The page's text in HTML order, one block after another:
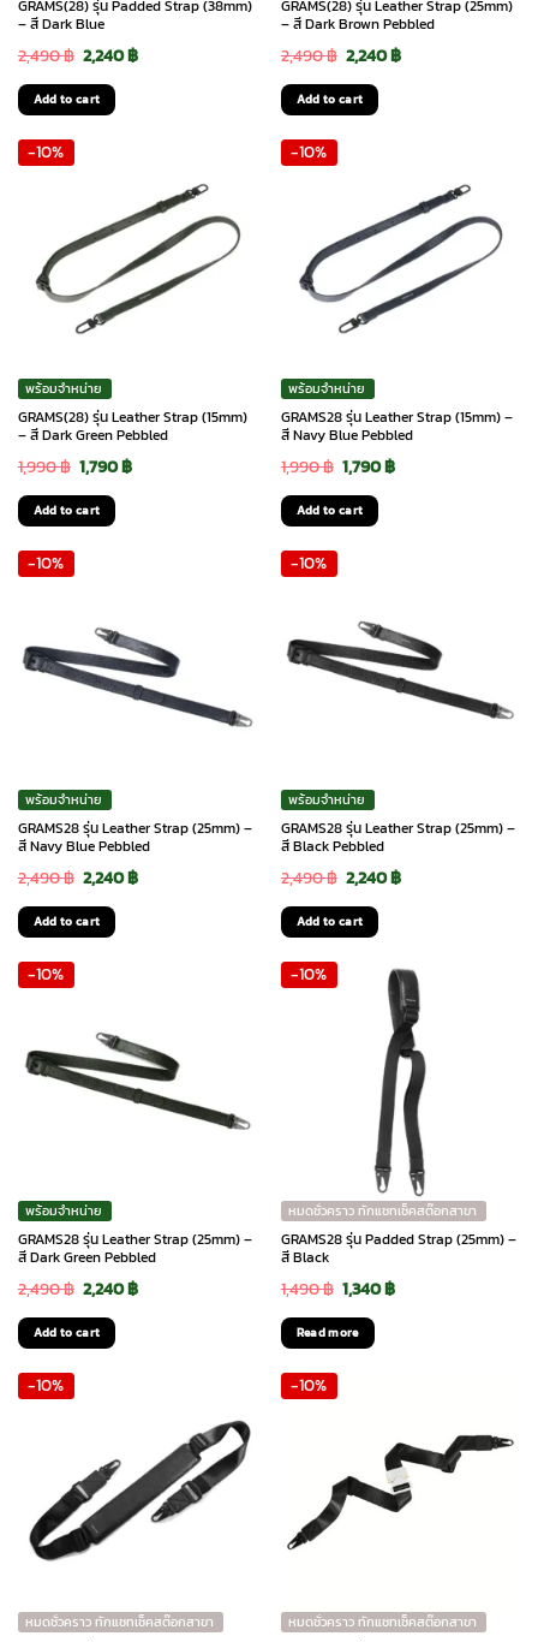
GRAMS(28) รุ่น Padded Strap (38mm)
– สี Dark Blue
2,490฿ Original
price
was:
2,240฿Current
Add to cart
GRAMS(28) รุ่น Leather Strap (25mm)
– สี Dark Brown Pebbled
2,490฿ Original
price
was:
2,240฿Current
Add to cart
-10%
พร้อมจำหน่าย
GRAMS(28) รุ่น Leather Strap (15mm)
– สี Dark Green Pebbled
1,990฿ Original
price
was:
1,790฿Current
Add to cart
-10%
พร้อมจำหน่าย
GRAMS28 รุ่น Leather Strap (15mm) –
สี Navy Blue Pebbled
1,990฿ Original
price
was:
1,790฿Current
Add to cart
-10%
พร้อมจำหน่าย
GRAMS28 รุ่น Leather Strap (25mm) –
สี Navy Blue Pebbled
2,490฿ Original
price
was:
2,240฿Current
Add to cart
-10%
พร้อมจำหน่าย
GRAMS28 รุ่น Leather Strap (25mm) –
สี Black Pebbled
2,490฿ Original
price
was:
2,490 ฿.
2,240฿Current
2,240 ฿.
Add to cart
-10%
พร้อมจำหน่าย
GRAMS28 รุ่น Leather Strap (25mm) –
สี Dark Green Pebbled
2,490฿ Original
price
was:
2,240฿Current
Add to cart
-10%
หมดชั่วคราว ทักแชทเช็คสต๊อกสาขา
GRAMS28 รุ่น Padded Strap (25mm) –
สี Black
1,490฿ Original
price
was:
1,340฿Current
Read more
-10%
หมดชั่วคราว ทักแชทเช็คสต๊อกสาขา
-10%
หมดชั่วคราว ทักแชทเช็คสต๊อกสาขา